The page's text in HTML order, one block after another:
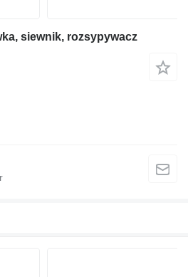
siewnik, rozsypywacz